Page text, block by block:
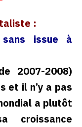
:
issue à
2007-2008)
et il n’y a pas
a plutôt
croissance